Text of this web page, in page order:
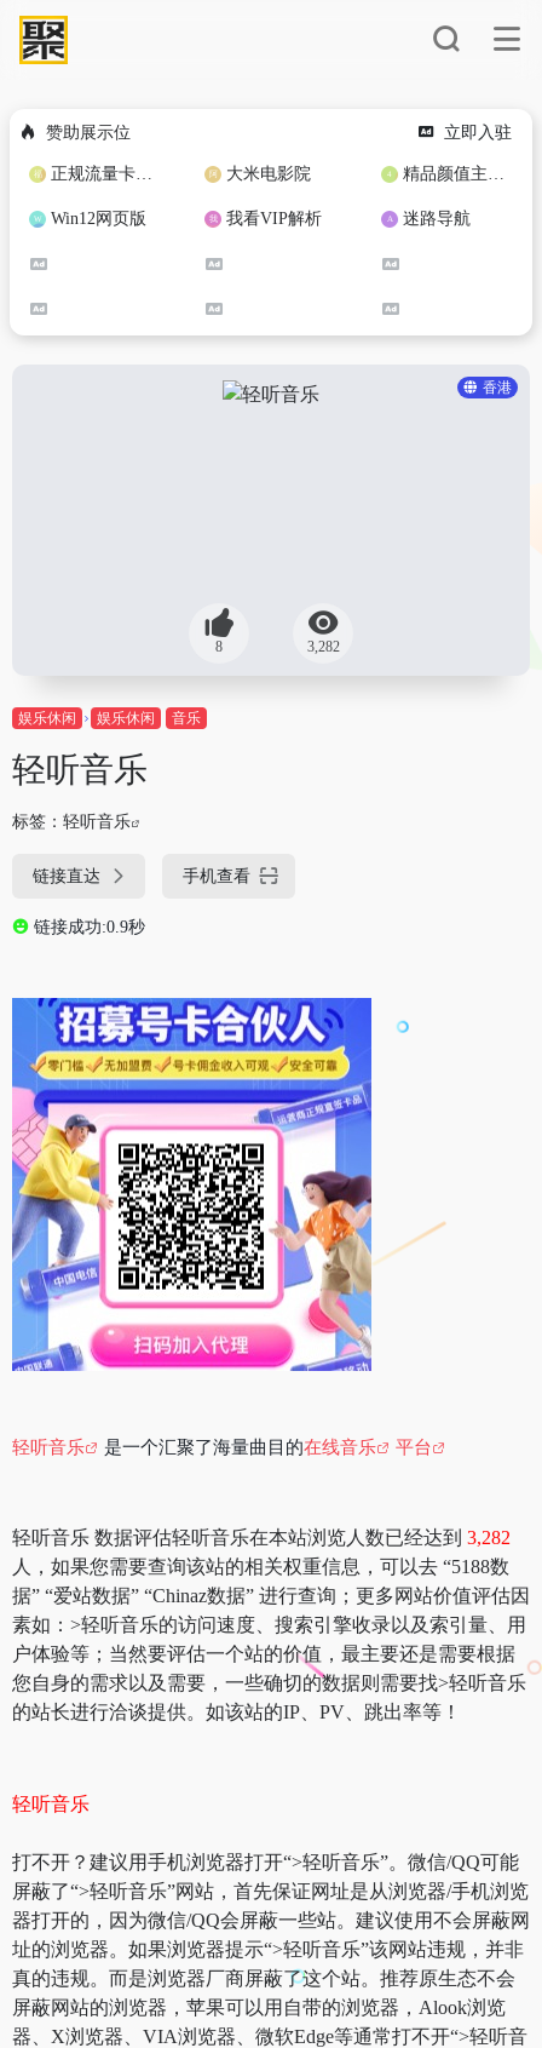
赞助展示位 立即入驻
正规流量卡免费加盟合作 大米电影院 精品颜值主播定制
Win12网页版 我看VIP解析 迷路导航
香港
8 3,282
娱乐休闲 娱乐休闲 音乐
轻听音乐
标签： 轻听音乐
链接直达 手机查看
链接成功:0.9秒
轻听音乐 是一个汇聚了海量曲目的在线音乐 平台
轻听音乐 数据评估轻听音乐在本站浏览人数已经达到 3,282
人，如果您需要查询该站的相关权重信息，可以去 “5188数
据” “爱站数据” “Chinaz数据” 进行查询；更多网站价值评估因
素如：>轻听音乐的访问速度、搜索引擎收录以及索引量、用
户体验等；当然要评估一个站的价值，最主要还是需要根据
您自身的需求以及需要，一些确切的数据则需要找>轻听音乐
的站长进行洽谈提供。如该站的IP、PV、跳出率等！
轻听音乐
打不开？建议用手机浏览器打开“>轻听音乐”。微信/QQ可能
屏蔽了“>轻听音乐”网站，首先保证网址是从浏览器/手机浏览
器打开的，因为微信/QQ会屏蔽一些站。建议使用不会屏蔽网
址的浏览器。如果浏览器提示“>轻听音乐”该网站违规，并非
真的违规。而是浏览器厂商屏蔽了这个站。推荐原生态不会
屏蔽网站的浏览器，苹果可以用自带的浏览器，Alook浏览
器、X浏览器、VIA浏览器、微软Edge等通常打不开“>轻听音